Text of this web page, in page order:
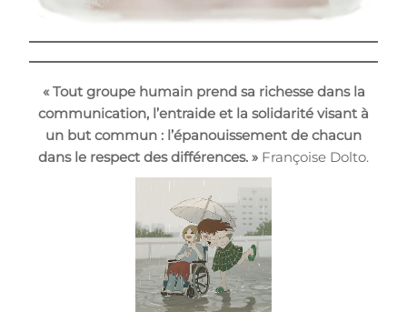
« Tout groupe humain prend sa richesse dans la
communication, l’entraide et la solidarité visant à
un but commun : l’épanouissement de chacun
dans le respect des différences. » Françoise Dolto.